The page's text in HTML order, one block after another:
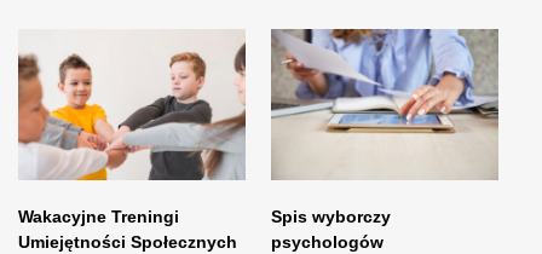
Spis wyborczy
psychologów
Wakacyjne Treningi
Umiejętności Społecznych